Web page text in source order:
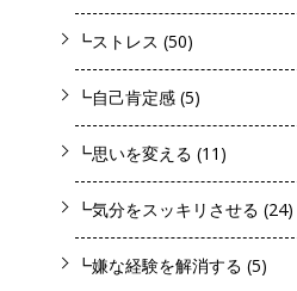
┗ストレス (50)
┗自己肯定感 (5)
┗思いを変える (11)
┗気分をスッキリさせる (24)
┗嫌な経験を解消する (5)